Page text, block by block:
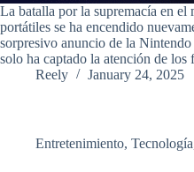
La batalla por la supremacía en el
portátiles se ha encendido
sorpresivo anuncio de la
solo ha captado la atención de
Reely
January 24, 2025
Entretenimiento, Tecnología